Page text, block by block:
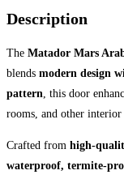
Description
The Matador Mars
blends modern design
pattern, this door
rooms, and other interior
Crafted from high-
waterproof, termite-